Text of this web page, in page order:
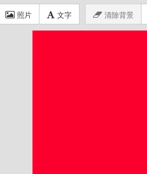
照片 文字 清除背景